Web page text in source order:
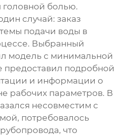
головной болью.
случай: заказ
подачи воды в
Выбранный
модель с минимальной
предоставил подробной
и информации о
рабочих параметров. В
несовместим с
потребовалось
что